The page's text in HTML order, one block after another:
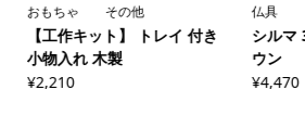
おもちゃ その他
【工作キット】 トレイ 付き
小物入れ 木製
¥2,210
仏具
シルマ
ウン
¥4,470